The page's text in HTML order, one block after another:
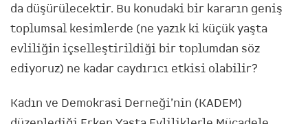
da düşürülecektir. Bu konudaki bir kararın geniş
toplumsal kesimlerde (ne yazık ki küçük yaşta
evliliğin içselleştirildiği bir toplumdan söz
ediyoruz) ne kadar caydırıcı etkisi olabilir?
Kadın ve Demokrasi Derneği’nin (KADEM)